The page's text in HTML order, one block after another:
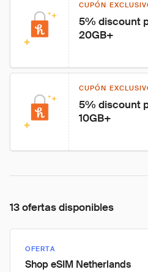
CUPÓN
5% discount
20GB+
CUPÓN
5% discount
10GB+
13 ofertas disponibles
OFERTA
Shop eSIM Netherlands